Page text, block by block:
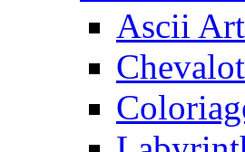
Ascii Art